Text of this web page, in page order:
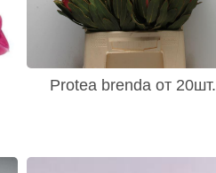
Protea brenda от 20шт.